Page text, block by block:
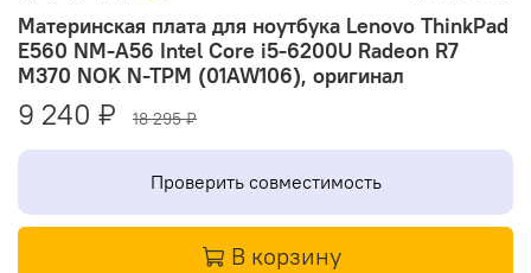
Материнская плата для ноутбука Lenovo ThinkPad
E560 NM-A56 Intel Core i5-6200U Radeon R7
M370 NOK N-TPM (01AW106), оригинал
9 240 ₽ 18 295 ₽
Проверить совместимость
В корзину